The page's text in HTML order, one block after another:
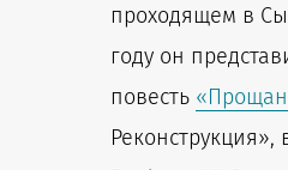
проходящем в
году он
повесть